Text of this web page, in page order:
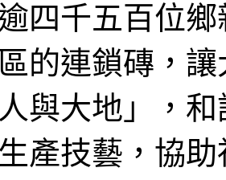
四千五百位
的連鎖磚，
與大地」，
產技藝，協